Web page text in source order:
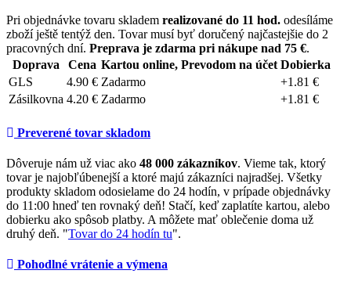
Pri objednávke tovaru skladem realizované do 11 hod. odesíláme
zboží ještě tentýž den. Tovar musí byť doručený najčastejšie do 2
pracovných dní. Preprava je zdarma pri nákupe nad 75 €.
Doprava
Cena Kartou online, Prevodom na účet Dobierka
GLS
4.90 € Zadarmo
+1.81 €
Zásilkovna 4.20 € Zadarmo +1.81 €
Preverené tovar skladom
Dôveruje nám už viac ako 48 000 zákazníkov. Vieme tak, ktorý
tovar je najobľúbenejší a ktoré majú zákazníci najradšej. Všetky
produkty skladom odosielame do 24 hodín, v prípade objednávky
do 11:00 hneď ten rovnaký deň! Stačí, keď zaplatíte kartou, alebo
dobierku ako spôsob platby. A môžete mať oblečenie doma už
druhý deň. "Tovar do 24 hodín tu".
Pohodlné vrátenie a výmena